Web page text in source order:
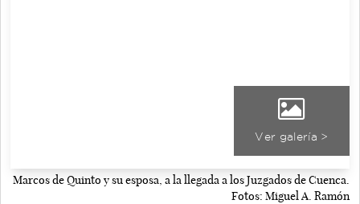
Ver galería >
Marcos de Quinto y su esposa, a la llegada a los Juzgados de Cuenca.
Fotos: Miguel A. Ramón